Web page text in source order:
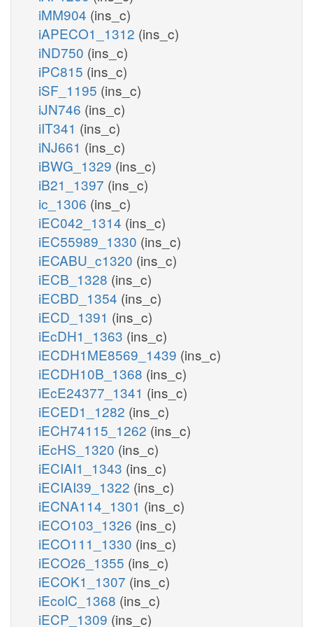
iMM904 (ins_c)
iAPECO1_1312 (ins_c)
iND750 (ins_c)
iPC815 (ins_c)
iSF_1195 (ins_c)
iJN746 (ins_c)
iIT341 (ins_c)
iNJ661 (ins_c)
iBWG_1329 (ins_c)
iB21_1397 (ins_c)
ic_1306 (ins_c)
iEC042_1314 (ins_c)
iEC55989_1330 (ins_c)
iECABU_c1320 (ins_c)
iECB_1328 (ins_c)
iECBD_1354 (ins_c)
iECD_1391 (ins_c)
iEcDH1_1363 (ins_c)
iECDH1ME8569_1439 (ins_c)
iECDH10B_1368 (ins_c)
iEcE24377_1341 (ins_c)
iECED1_1282 (ins_c)
iECH74115_1262 (ins_c)
iEcHS_1320 (ins_c)
iECIAI1_1343 (ins_c)
iECIAI39_1322 (ins_c)
iECNA114_1301 (ins_c)
iECO103_1326 (ins_c)
iECO111_1330 (ins_c)
iECO26_1355 (ins_c)
iECOK1_1307 (ins_c)
iEcolC_1368 (ins_c)
iECP_1309 (ins_c)